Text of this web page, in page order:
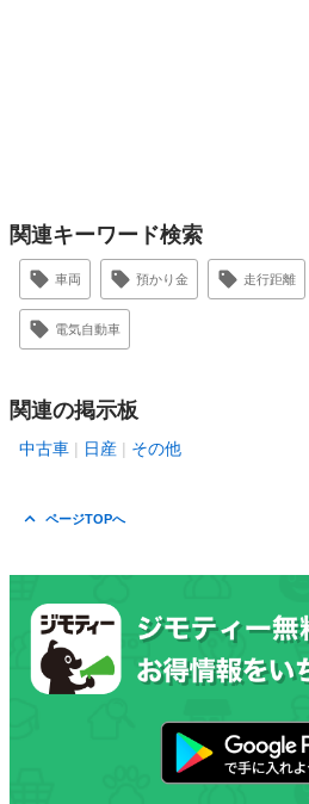
関連キーワード検索
車両 預かり金 走行距離
電気自動車
関連の掲示板
中古車 日産 その他
ページTOPへ